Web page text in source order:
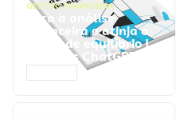
GESTÃO FINANCEIRA
Faça a análise
financeira e atinja o
ponto de equilíbrio |
Prompts ChatGPT